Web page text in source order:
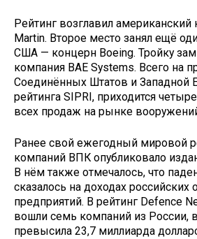
Рейтинг возглавил американский
Martin. Второе место занял ещё
США — концерн Boeing. Тройку
компания BAE Systems. Всего на
Соединённых Штатов и Западной
рейтинга SIPRI, приходится
всех продаж на рынке
Ранее свой ежегодный мировой
компаний ВПК опубликовало
В нём также отмечалось, что
сказалось на доходах российских
предприятий. В рейтинг Defence
вошли семь компаний из России,
превысила 23,7 миллиарда